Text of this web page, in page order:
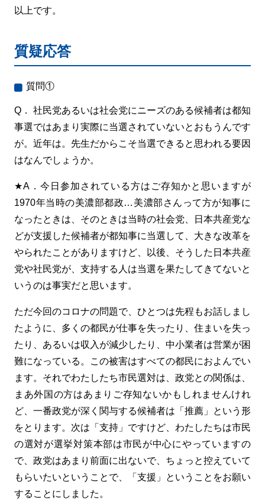
以上です。
質疑応答
質問①
Q． 社民党あるいは社会党にニーズのある候補者は都知
事選ではあまり実際に当選されていないとおもうんです
が。近年は。先生だからこそ当選できると思われる要因
はなんでしょうか。
★A．今日参加されている方はご存知かと思いますが
1970年当時の美濃部都政…美濃部さんって方が知事に
なったときは、そのときは当時の社会党、日本共産党な
どが支援した候補者が都知事に当選して、大きな改革を
やられたことがありますけど、以後、そうした日本共産
党や社民党が、支持する人は当選を果たしてきてないと
いうのは事実だと思います。
ただ今回のコロナの問題で、ひとつは先程もお話しまし
たように、多くの都民が仕事を失ったり、住まいを失っ
たり、あるいは収入が減少したり、中小業者は営業が困
難になっている。この被害はすべての都民におよんでい
ます。それでわたしたち市民選対は、政党との関係は、
まあ外国の方はあまりご存知ないかもしれませんけれ
ど、一番政党が深く関与する候補者は「推薦」という形
をとります。次は「支持」ですけど、わたしたちは市民
の選対が選挙対策本部は市民が中心にやっていますの
で、政党はあまり前面に出ないで、ちょっと控えていて
もらいたいということで、「支援」ということをお願い
することにしました。